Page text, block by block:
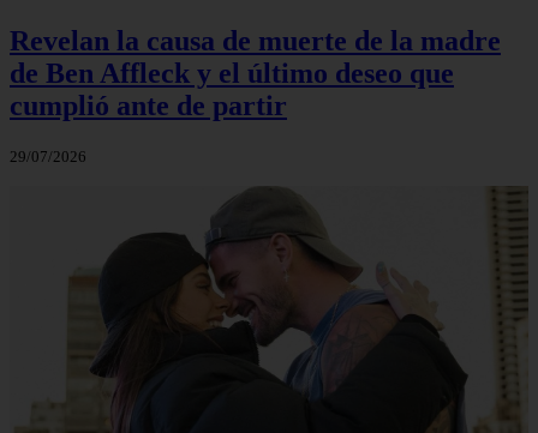
Revelan la causa de muerte de la madre
de Ben Affleck y el último deseo que
cumplió ante de partir
29/07/2026